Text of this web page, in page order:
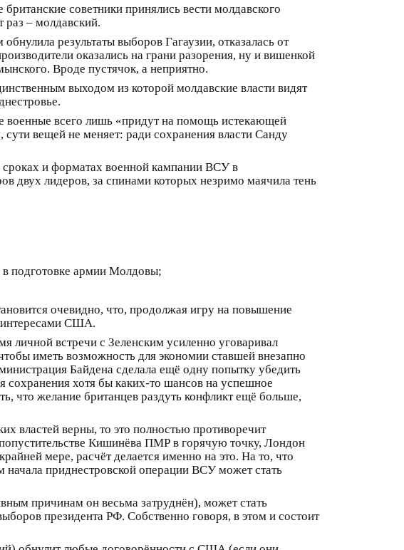
советники принялись вести молдавского
раз – молдавский.
результаты выборов Гагаузии, отказалась от
оказались на грани разорения, ну и вишенкой
Вроде пустячок, а неприятно.
выходом из которой молдавские власти видят
военные всего лишь «придут на помощь истекающей
вещей не меняет: ради сохранения власти Санду
сроках и форматах военной кампании ВСУ в
двух лидеров, за спинами которых незримо маячила тень
подготовке армии Молдовы;
очевидно, что, продолжая игру на повышение
интересами США.
личной встречи с Зеленским усиленно уговаривал
иметь возможность для экономии ставшей внезапно
Байдена сделала ещё одну попытку убедить
сохранения хотя бы каких-то шансов на успешное
что желание британцев раздуть конфликт ещё больше,
властей верны, то это полностью противоречит
Кишинёва ПМР в горячую точку, Лондон
мере, расчёт делается именно на это. На то, что
начала приднестровской операции ВСУ может стать
причинам он весьма затруднён), может стать
президента РФ. Собственно говоря, в этом и состоит